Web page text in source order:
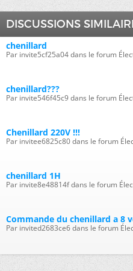
DISCUSSIONS
chenillard
Par invite5cf25a04 dans le forum
chenillard???
Par invite546f45c9 dans le forum
Chenillard 220V !!!
Par invitee6825c80 dans le forum
chenillard 1H
Par invite8e48814f dans le forum
Commande du chenillard a 8
Par invited2683ce6 dans le forum